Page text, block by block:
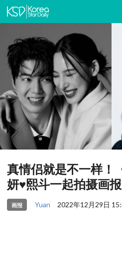
真情侣就是不一样！
妍♥熙斗一起拍摄画
画报 Yuan 2022年12月29日